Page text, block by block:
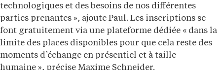
technologiques et des besoins de nos différentes
parties prenantes », ajoute Paul. Les inscriptions se
font gratuitement via une plateforme dédiée « dans la
limite des places disponibles pour que cela reste des
moments d’échange en présentiel et à taille
humaine », précise Maxime Schneider.